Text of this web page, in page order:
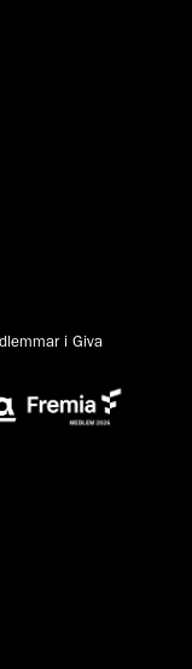
i Giva